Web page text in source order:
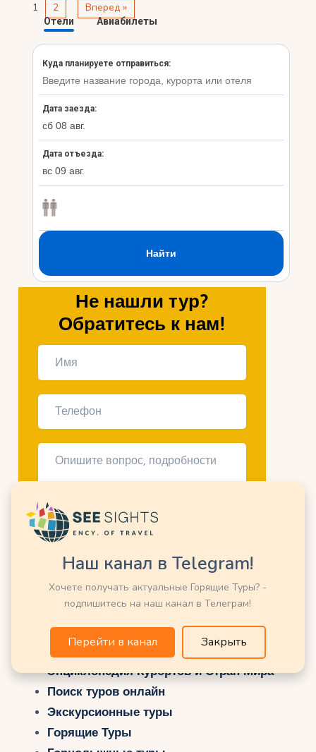
1 2 Вперед »
Не нашли тур?
Обратитесь к нам!
Возможно Вас заинтересует еще:
Энциклопедия Курортов и Стран Мира
Поиск туров онлайн
Экскурсионные туры
Горящие Туры
Наш канал в Telegram!
Хочете получать актуальные Горящие Туры? -
подпишитесь на наш канал в Телеграм!
Перейти в канал Закрыть